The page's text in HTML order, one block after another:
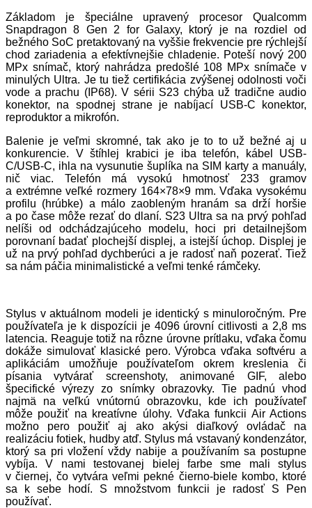
Základom je špeciálne upravený procesor Qualcomm
Snapdragon 8 Gen 2 for Galaxy, ktorý je na rozdiel od
bežného SoC pretaktovaný na vyššie frekvencie pre rýchlejší
chod zariadenia a efektívnejšie chladenie. Poteší nový 200
MPx snímač, ktorý nahrádza predošlé 108 MPx snímače v
minulých Ultra. Je tu tiež certifikácia zvýšenej odolnosti voči
vode a prachu (IP68). V sérii S23 chýba už tradične audio
konektor, na spodnej strane je nabíjací USB-C konektor,
reproduktor a mikrofón.
Balenie je veľmi skromné, tak ako je to to už bežné aj u
konkurencie. V štíhlej krabici je iba telefón, kábel USB-
C/USB-C, ihla na vysunutie šuplíka na SIM karty a manuály,
nič viac. Telefón má vysokú hmotnosť 233 gramov
a extrémne veľké rozmery 164×78×9 mm. Vďaka vysokému
profilu (hrúbke) a málo zaobleným hranám sa drží horšie
a po čase môže rezať do dlaní. S23 Ultra sa na prvý pohľad
nelíši od odchádzajúceho modelu, hoci pri detailnejšom
porovnaní badať plochejší displej, a istejší úchop. Displej je
už na prvý pohľad dychberúci a je radosť naň pozerať. Tiež
sa nám páčia minimalistické a veľmi tenké rámčeky.
Stylus v aktuálnom modeli je identický s minuloročným. Pre
používateľa je k dispozícii je 4096 úrovní citlivosti a 2,8 ms
latencia. Reaguje totiž na rôzne úrovne prítlaku, vďaka čomu
dokáže simulovať klasické pero. Výrobca vďaka softvéru a
aplikáciám umožňuje používateľom okrem kreslenia či
písania vytvárať screenshoty, animované GIF, alebo
špecifické výrezy zo snímky obrazovky. Tie padnú vhod
najmä na veľkú vnútornú obrazovku, kde ich používateľ
môže použiť na kreatívne úlohy. Vďaka funkcii Air Actions
možno pero použiť aj ako akýsi diaľkový ovládač na
realizáciu fotiek, hudby atď. Stylus má vstavaný kondenzátor,
ktorý sa pri vložení vždy nabije a používaním sa postupne
vybíja. V nami testovanej bielej farbe sme mali stylus
v čiernej, čo vytvára veľmi pekné čierno-biele kombo, ktoré
sa k sebe hodí. S množstvom funkcii je radosť S Pen
používať.